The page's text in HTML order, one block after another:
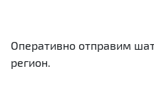
Оперативно отправим
регион.